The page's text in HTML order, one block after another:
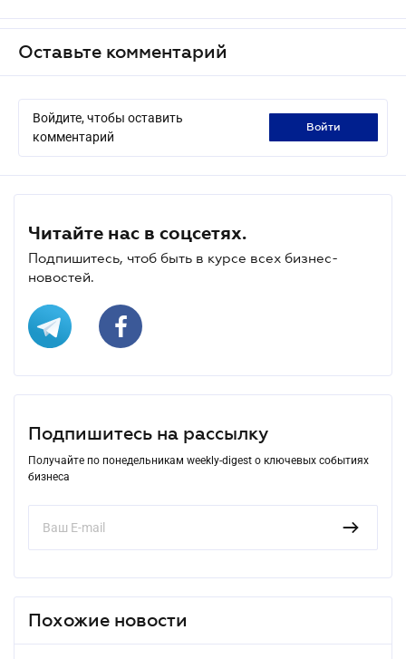
Оставьте комментарий
Войдите, чтобы оставить
комментарий
войти
Читайте нас в соцсетях.
Подпишитесь, чтоб быть в курсе всех бизнес-
новостей.
Подпишитесь на рассылку
Получайте по понедельникам weekly-digest о ключевых событиях
бизнеса
Похожие новости